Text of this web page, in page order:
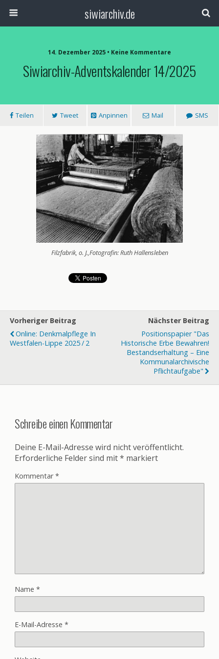
siwiarchiv.de
14. Dezember 2025 • Keine Kommentare
Siwiarchiv-Adventskalender 14/2025
Teilen Tweet Anpinnen Mail SMS
Filzfabrik, o. J.,Fotografin: Ruth Hallensleben
Vorheriger Beitrag
Online: Denkmalpflege In
Westfalen-Lippe 2025 / 2
Nächster Beitrag
Positionspapier "Das
Historische Erbe Bewahren!
Bestandserhaltung – Eine
Kommunalarchivische
Pflichtaufgabe"
Schreibe einen Kommentar
Deine E-Mail-Adresse wird nicht veröffentlicht.
Erforderliche Felder sind mit* markiert
Kommentar*
Name *
E-Mail-Adresse *